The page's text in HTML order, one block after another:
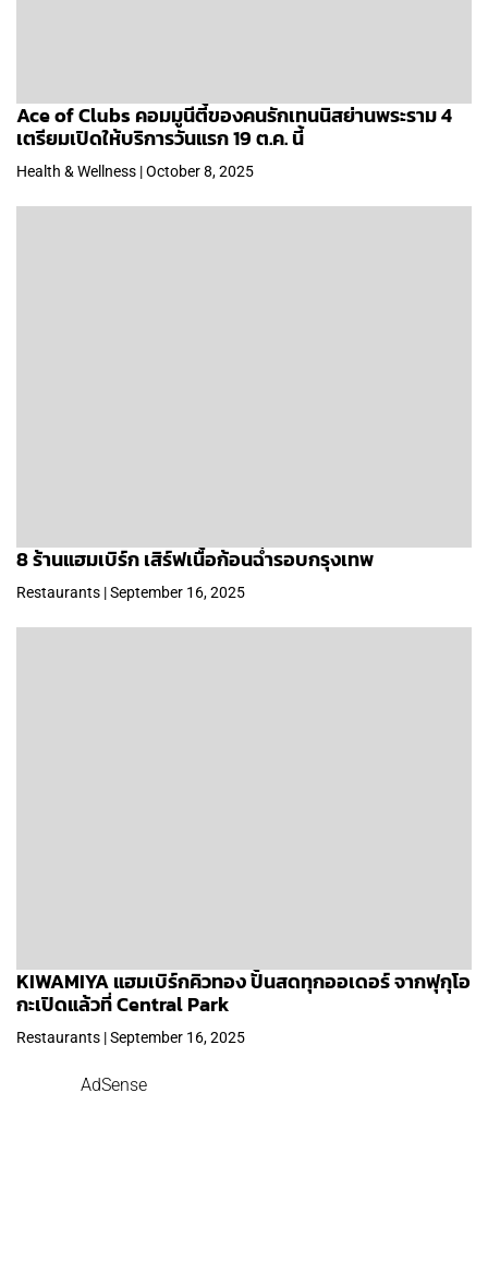
Ace of Clubs คอมมูนีตี้ของคนรักเทนนิสย่านพระราม 4
เตรียมเปิดให้บริการวันแรก 19 ต.ค. นี้
Health & Wellness | October 8, 2025
8 ร้านแฮมเบิร์ก เสิร์ฟเนื้อก้อนฉ่ำรอบกรุงเทพ
Restaurants | September 16, 2025
KIWAMIYA แฮมเบิร์กคิวทอง ปั้นสดทุกออเดอร์ จากฟุกุโอ
กะเปิดแล้วที่ Central Park
Restaurants | September 16, 2025
AdSense